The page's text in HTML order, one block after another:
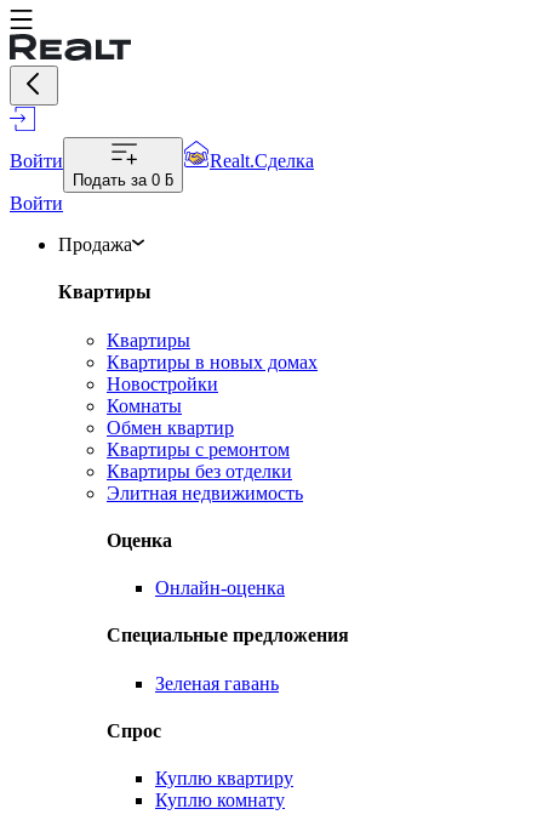
Войти
Подать за 0 ƃ
Realt.Сделка
Войти
Продажа
Квартиры
Квартиры
Квартиры в новых домах
Новостройки
Комнаты
Обмен квартир
Квартиры с ремонтом
Квартиры без отделки
Элитная недвижимость
Оценка
Онлайн-оценка
Специальные предложения
Зеленая гавань
Спрос
Куплю квартиру
Куплю комнату